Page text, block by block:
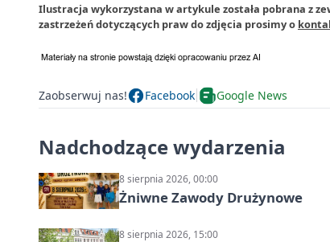
Ilustracja wykorzystana w artykule została pobrana z
zastrzeżeń dotyczących praw do zdjęcia prosimy o
Zaobserwuj nas! Facebook Google News
Nadchodzące wydarzenia
8 sierpnia 2026, 00:00
Żniwne Zawody Drużynowe
8 sierpnia 2026, 15:00